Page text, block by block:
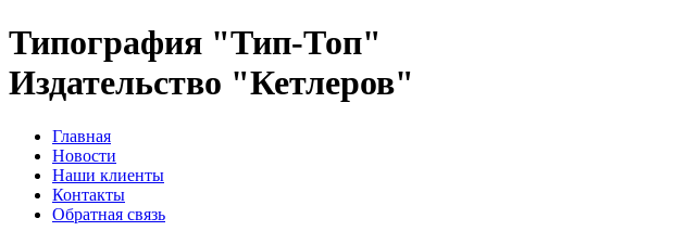
Типография "Тип-Топ"
Издательство "Кетлеров"
Главная
Новости
Наши клиенты
Контакты
Обратная связь